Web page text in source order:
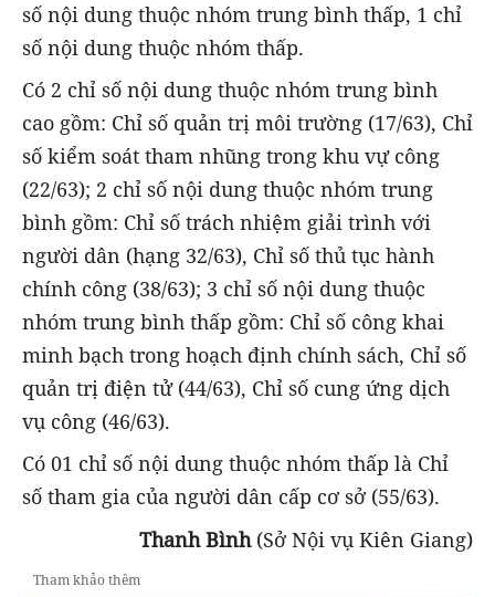
số nội dung thuộc nhóm trung bình thấp, 1 chỉ
số nội dung thuộc nhóm thấp.
Có 2 chỉ số nội dung thuộc nhóm trung bình
cao gồm: Chỉ số quản trị môi trường (17/63), Chỉ
số kiểm soát tham nhũng trong khu vự công
(22/63); 2 chỉ số nội dung thuộc nhóm trung
bình gồm: Chỉ số trách nhiệm giải trình với
người dân (hạng 32/63), Chỉ số thủ tục hành
chính công (38/63); 3 chỉ số nội dung thuộc
nhóm trung bình thấp gồm: Chỉ số công khai
minh bạch trong hoạch định chính sách, Chỉ số
quản trị điện tử (44/63), Chỉ số cung ứng dịch
vụ công (46/63).
Có 01 chỉ số nội dung thuộc nhóm thấp là Chỉ
số tham gia của người dân cấp cơ sở (55/63).
Thanh Bình (Sở Nội vụ Kiên Giang)
Tham khảo thêm